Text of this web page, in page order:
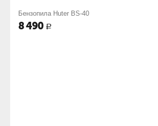
Бензопила Huter BS-40
8 490 Р